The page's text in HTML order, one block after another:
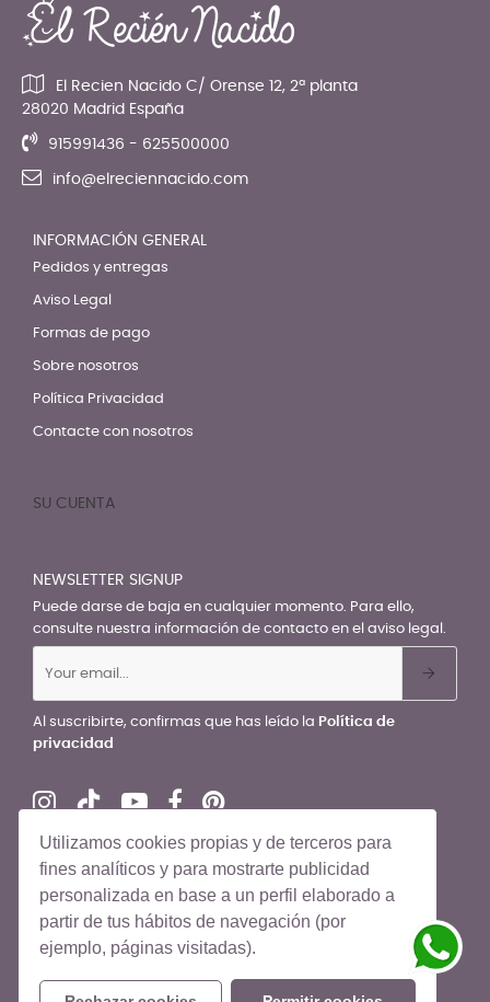
Utilizamos cookies propias y de terceros para
fines analíticos y para mostrarte publicidad
personalizada en base a un perfil elaborado a
partir de tus hábitos de navegación (por
ejemplo, páginas visitadas).
El Recien Nacido C/ Orense 12, 2ª planta
28020 Madrid España
915991436 - 625500000
info@elreciennacido.com
INFORMACIÓN GENERAL
Pedidos y entregas
Aviso Legal
Formas de pago
Sobre nosotros
Política Privacidad
Contacte con nosotros
SU CUENTA
NEWSLETTER SIGNUP
Puede darse de baja en cualquier momento. Para ello,
consulte nuestra información de contacto en el aviso legal.
Al suscribirte, confirmas que has leído la Política de
privacidad
© El Recién Nacido 2026. Todos los derechos reservados